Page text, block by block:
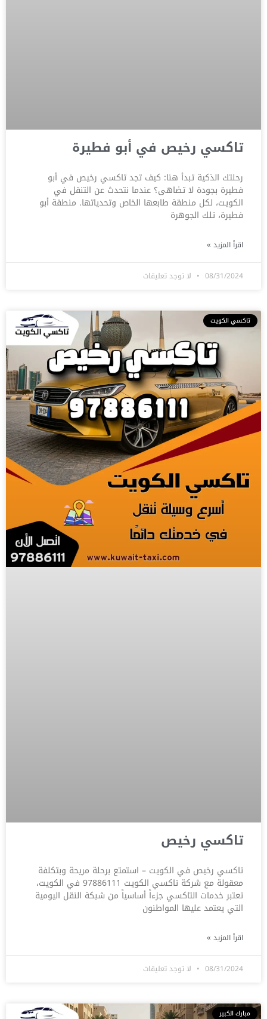
تاكسي رخيص في أبو فطيرة
رحلتك الذكية تبدأ هنا: كيف تجد تاكسي رخيص في أبو
فطيرة بجودة لا تضاهى؟ عندما نتحدث عن التنقل في
الكويت، لكل منطقة طابعها الخاص وتحدياتها. منطقة أبو
فطيرة، تلك الجوهرة
اقرأ المزيد »
08/31/2024 لا توجد تعليقات
تاكسي الكويت
تاكسي رخيص
تاكسي رخيص في الكويت – استمتع برحلة مريحة وبتكلفة
معقولة مع شركة تاكسي الكويت 97886111 في الكويت،
تعتبر خدمات التاكسي جزءاً أساسياً من شبكة النقل اليومية
التي يعتمد عليها المواطنون
اقرأ المزيد »
08/31/2024 لا توجد تعليقات
مبارك الكبير